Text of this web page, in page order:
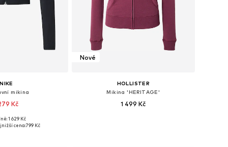
NIKE
mikina
Kč
XS, S, M, L, XL
1 629 Kč
cena:799 Kč
Nové
HOLLISTER
Mikina 'HERITAGE'
1 499 Kč